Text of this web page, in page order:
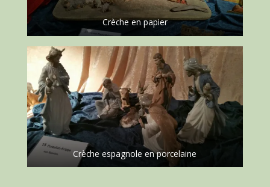
Crèche en papier
Crèche espagnole en porcelaine